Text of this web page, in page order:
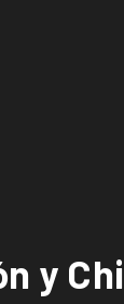
y